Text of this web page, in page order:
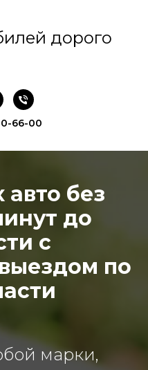
дорого
66-00
без
до
с
по
марки,